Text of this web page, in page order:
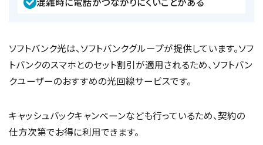
ソフトバンク光は、ソフトバンクグループが提供しています。ソフ
トバンクのスマホとのセット割引が適用されるため、ソフトバン
クユーザーのおすすめの光回線サービスです。
キャッシュバックキャンペーンなども行っているため、契約の
仕方次第でお得に利用できます。